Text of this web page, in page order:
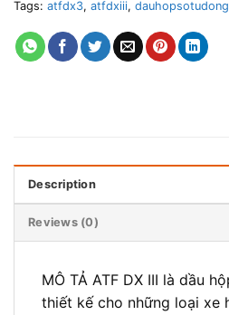
Tags: atfdx3, atfdxiii, dauhopsotudong
Description
Reviews (0)
MÔ TẢ ATF DX III là dầu
thiết kế cho những loại xe